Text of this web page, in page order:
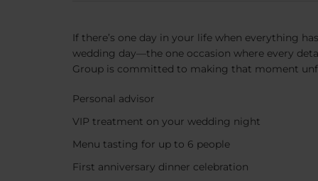
If there’s one day in your life when everything
wedding day—the one occasion where every
Group is committed to making that moment
Personal advisor
VIP treatment on your wedding night
Menu tasting for up to 6 people
First anniversary dinner celebration